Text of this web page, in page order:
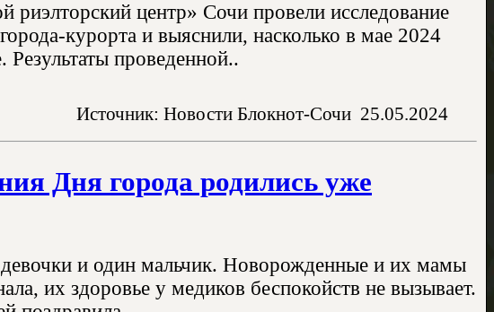
риэлторский центр» Сочи провели исследование
курорта и выяснили, насколько в мае 2024
проведенной..
Источник: Новости Блокнот-Сочи 25.05.2024
Дня города родились уже
и один мальчик. Новорожденные и их мамы
их здоровье у медиков беспокойств не вызывает.